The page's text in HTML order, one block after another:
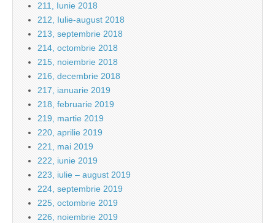
211, Iunie 2018
212, Iulie-august 2018
213, septembrie 2018
214, octombrie 2018
215, noiembrie 2018
216, decembrie 2018
217, ianuarie 2019
218, februarie 2019
219, martie 2019
220, aprilie 2019
221, mai 2019
222, iunie 2019
223, iulie – august 2019
224, septembrie 2019
225, octombrie 2019
226, noiembrie 2019